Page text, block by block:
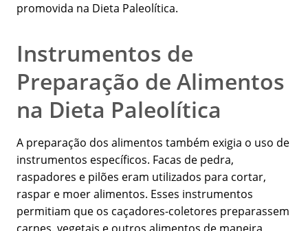
promovida na Dieta Paleolítica.
Instrumentos de
Preparação de Alimentos
na Dieta Paleolítica
A preparação dos alimentos também exigia o uso de
instrumentos específicos. Facas de pedra,
raspadores e pilões eram utilizados para cortar,
raspar e moer alimentos. Esses instrumentos
permitiam que os caçadores-coletores preparassem